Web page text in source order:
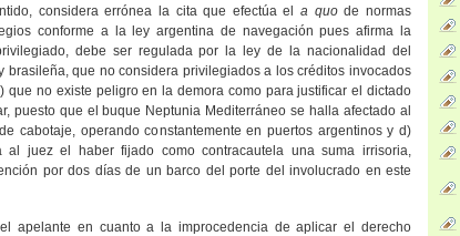
considera errónea la cita que efectúa ela quode normas
conforme a la ley argentina de navegación pues afirma la
debe ser regulada por la ley de la nacionalidad del
brasileña, que no considera privilegiados a los créditos invocados
que no existe peligro en la demora como para justificar el dictado
puesto que el buque Neptunia Mediterráneo se halla afectado al
cabotaje, operando constantemente en puertos argentinos y d)
al juez el haber fijado como contracautela una suma irrisoria,
por dos días de un barco del porte del involucrado en este
apelante en cuanto a la improcedencia de aplicar el derecho